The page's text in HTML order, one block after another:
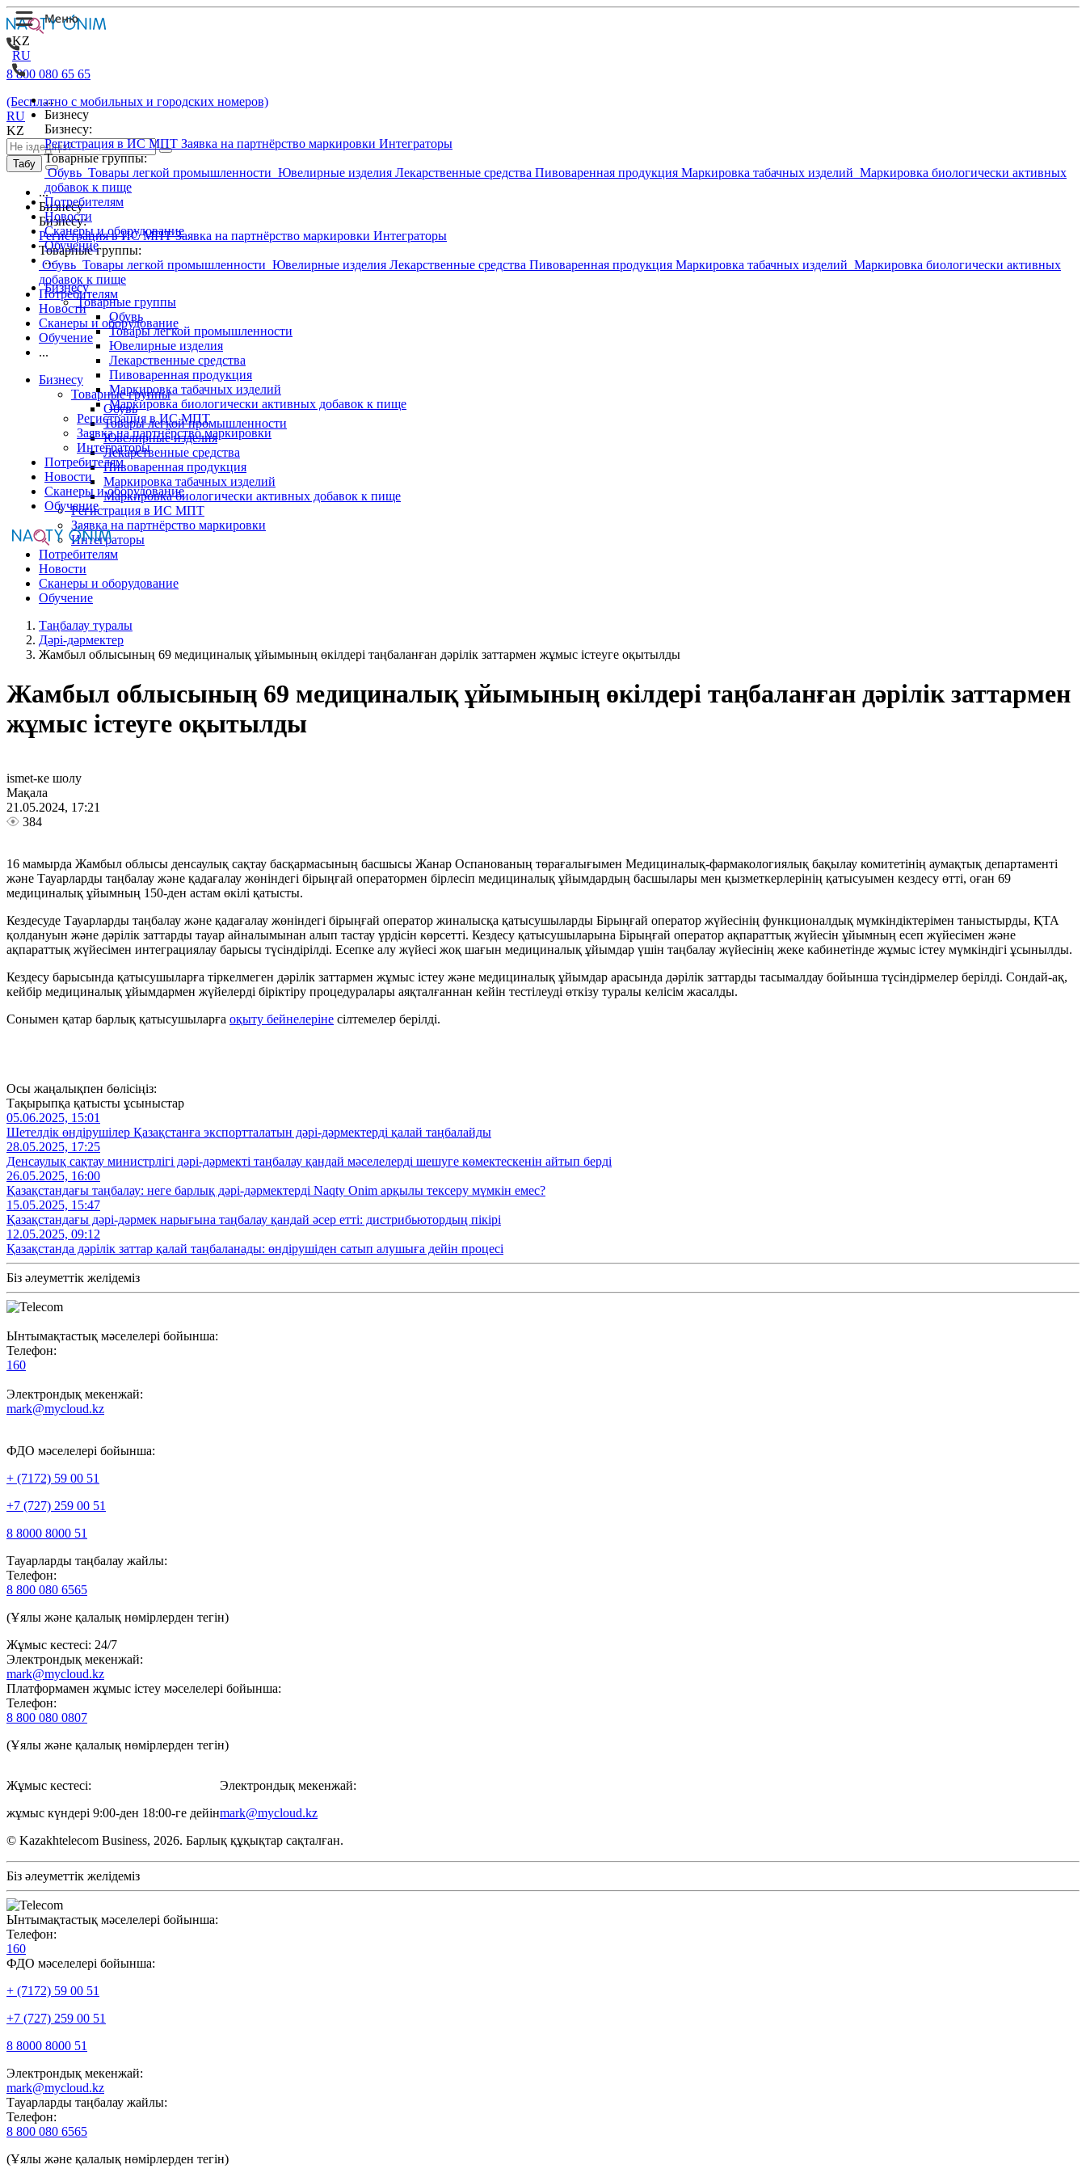
KZ
RU
...
Бизнесу
Бизнесу:
Регистрация в ИС МПТ Заявка на партнёрство маркировки Интеграторы
Товарные группы:
Обувь Товары легкой промышленности Ювелирные изделия Лекарственные средства Пивоваренная продукция Маркировка табачных изделий Маркировка биологически активных
добавок к пище
Потребителям
Новости
Сканеры и оборудование
Обучение
...
Бизнесу
Товарные группы
Обувь
Товары легкой промышленности
Ювелирные изделия
Лекарственные средства
Пивоваренная продукция
Маркировка табачных изделий
Маркировка биологически активных добавок к пище
Регистрация в ИС МПТ
Заявка на партнёрство маркировки
Интеграторы
Потребителям
Новости
Сканеры и оборудование
Обучение
8 800 080 65 65
(Бесплатно с мобильных и городских номеров)
RU
KZ
Табу
...
Бизнесу
Бизнесу:
Регистрация в ИС МПТЗаявка на партнёрство маркировки Интеграторы
Товарные группы:
Обувь Товары легкой промышленности Ювелирные изделия Лекарственные средства Пивоваренная продукция Маркировка табачных изделий Маркировка биологически активных
добавок к пище
Потребителям
Новости
Сканеры и оборудование
Обучение
...
Бизнесу
Товарные группы
Обувь
Товары легкой промышленности
Ювелирные изделия
Лекарственные средства
Пивоваренная продукция
Маркировка табачных изделий
Маркировка биологически активных добавок к пище
Регистрация в ИС МПТ
Заявка на партнёрство маркировки
Интеграторы
Потребителям
Новости
Сканеры и оборудование
Обучение
Таңбалау туралы
Дәрі-дәрмектер
Жамбыл облысының 69 медициналық ұйымының өкілдері таңбаланған дәрілік заттармен жұмыс істеуге оқытылды
Жамбыл облысының 69 медициналық ұйымының өкілдері таңбаланған дәрілік заттармен
жұмыс істеуге оқытылды
ismet-ке шолу
Мақала
21.05.2024, 17:21
384
16 мамырда Жамбыл облысы денсаулық сақтау басқармасының басшысы Жанар Оспанованың төрағалығымен Медициналық-фармакологиялық бақылау комитетінің аумақтық департаменті
және Тауарларды таңбалау және қадағалау жөніндегі бірыңғай оператормен бірлесіп медициналық ұйымдардың басшылары мен қызметкерлерінің қатысуымен кездесу өтті, оған 69
медициналық ұйымның 150-ден астам өкілі қатысты.
Кездесуде Тауарларды таңбалау және қадағалау жөніндегі бірыңғай оператор жиналысқа қатысушыларды Бірыңғай оператор жүйесінің функционалдық мүмкіндіктерімен таныстырды, ҚТА
қолдануын және дәрілік заттарды тауар айналымынан алып тастау үрдісін көрсетті. Кездесу қатысушыларына Бірыңғай оператор ақпараттық жүйесін ұйымның есеп жүйесімен және
ақпараттық жүйесімен интеграциялау барысы түсіндірілді. Есепке алу жүйесі жоқ шағын медициналық ұйымдар үшін таңбалау жүйесінің жеке кабинетінде жұмыс істеу мүмкіндігі ұсынылды.
Кездесу барысында қатысушыларға тіркелмеген дәрілік заттармен жұмыс істеу және медициналық ұйымдар арасында дәрілік заттарды тасымалдау бойынша түсіндірмелер берілді. Сондай-ақ,
кейбір медициналық ұйымдармен жүйелерді біріктіру процедуралары аяқталғаннан кейін тестілеуді өткізу туралы келісім жасалды.
Сонымен қатар барлық қатысушыларға оқыту бейнелеріне сілтемелер берілді.
Осы жаңалықпен бөлісіңіз:
Тақырыпқа қатысты ұсыныстар
05.06.2025, 15:01
Шетелдік өндірушілер Қазақстанға экспортталатын дәрі-дәрмектерді қалай таңбалайды
28.05.2025, 17:25
Денсаулық сақтау министрлігі дәрі-дәрмекті таңбалау қандай мәселелерді шешуге көмектескенін айтып берді
26.05.2025, 16:00
Қазақстандағы таңбалау: неге барлық дәрі-дәрмектерді Naqty Onim арқылы тексеру мүмкін емес?
15.05.2025, 15:47
Қазақстандағы дәрі-дәрмек нарығына таңбалау қандай әсер етті: дистрибьютордың пікірі
12.05.2025, 09:12
Қазақстанда дәрілік заттар қалай таңбаланады: өндірушіден сатып алушыға дейін процесі
Біз әлеуметтік желідеміз
Ынтымақтастық мәселелері бойынша:
Телефон:
160
Электрондық мекенжай:
mark@mycloud.kz
ФДО мәселелері бойынша:
+ (7172) 59 00 51
+7 (727) 259 00 51
8 8000 8000 51
Тауарларды таңбалау жайлы:
Телефон:
8 800 080 6565
(Ұялы және қалалық нөмірлерден тегін)
Жұмыс кестесі: 24/7
Электрондық мекенжай:
mark@mycloud.kz
Платформамен жұмыс істеу мәселелері бойынша:
Телефон:
8 800 080 0807
(Ұялы және қалалық нөмірлерден тегін)
Жұмыс кестесі:
жұмыс күндері 9:00-ден 18:00-ге дейін
Электрондық мекенжай:
mark@mycloud.kz
© Kazakhtelecom Business, 2026. Барлық құқықтар сақталған.
Біз әлеуметтік желідеміз
Ынтымақтастық мәселелері бойынша:
Телефон:
160
ФДО мәселелері бойынша:
+ (7172) 59 00 51
+7 (727) 259 00 51
8 8000 8000 51
Электрондық мекенжай:
mark@mycloud.kz
Тауарларды таңбалау жайлы:
Телефон:
8 800 080 6565
(Ұялы және қалалық нөмірлерден тегін)